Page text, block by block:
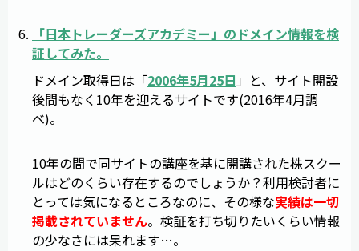
「日本トレーダーズアカデミー」のドメイン情報を検
証してみた。
ドメイン取得日は「2006年5月25日」と、サイト開設
後間もなく10年を迎えるサイトです(2016年4月調
べ)。
10年の間で同サイトの講座を基に開講された株スクー
ルはどのくらい存在するのでしょうか？利用検討者に
とっては気になるところなのに、その様な実績は一切
掲載されていません。検証を打ち切りたいくらい情報
の少なさには呆れます…。